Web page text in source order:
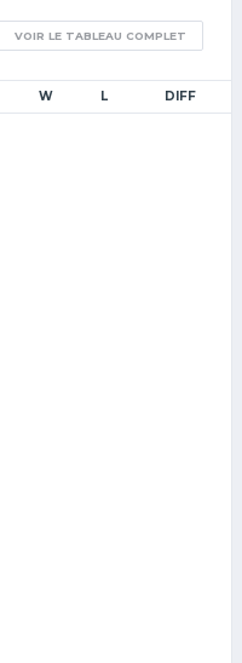
VOIR LE TABLEAU COMPLET
W L DIFF